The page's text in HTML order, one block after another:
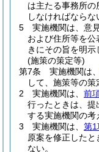
は主たる事務所
しなければならな
5
実施機関は、意
および住所等を公
きにその旨を明示
(施策の策定等)
第7条
実施機関は、
して、施策等の策
2
実施機関は、 前
行ったときは、提
する実施機関の考
3
実施機関は、 第1
原案を修正した
ない。